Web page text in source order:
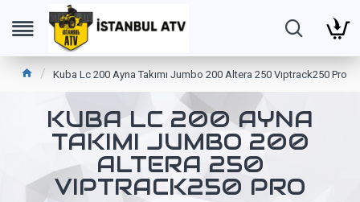
Kuba Lc 200 Ayna Takımı Jumbo 200 Altera 250 Vıptrack250 Pro
KUBA LC 200 AYNA
TAKIMI JUMBO 200
ALTERA 250
VIPTRACK250 PRO